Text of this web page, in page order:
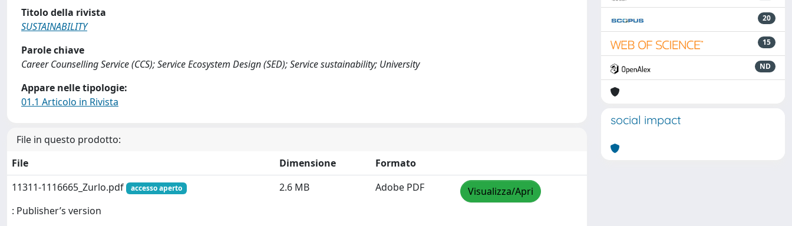
Titolo della rivista
SUSTAINABILITY
Parole chiave
Career Counselling Service (CCS); Service Ecosystem Design (SED); Service sustainability; University
Appare nelle tipologie:
01.1 Articolo in Rivista
File in questo prodotto:
File
Dimensione
Formato
11311-1116665_Zurlo.pdf
accesso aperto
: Publisher’s version
2.6 MB Adobe PDF Visualizza/Apri
20
15
ND
social impact